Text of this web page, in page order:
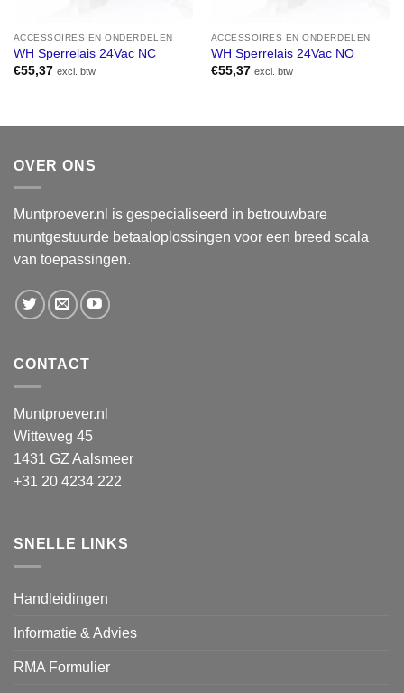
ACCESSOIRES EN ONDERDELEN
WH Sperrelais 24Vac NC
€55,37 excl. btw
ACCESSOIRES EN ONDERDELEN
WH Sperrelais 24Vac NO
€55,37 excl. btw
OVER ONS
Muntproever.nl is gespecialiseerd in betrouwbare
muntgestuurde betaaloplossingen voor een breed scala
van toepassingen.
CONTACT
Muntproever.nl
Witteweg 45
1431 GZ Aalsmeer
+31 20 4234 222
SNELLE LINKS
Handleidingen
Informatie & Advies
RMA Formulier